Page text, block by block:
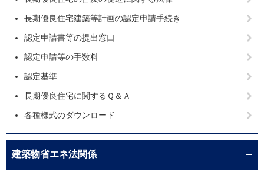
長期優良住宅建築等計画の認定申請手続き
認定申請書等の提出窓口
認定申請等の手数料
認定基準
長期優良住宅に関するＱ＆Ａ
各種様式のダウンロード
建築物省エネ法関係